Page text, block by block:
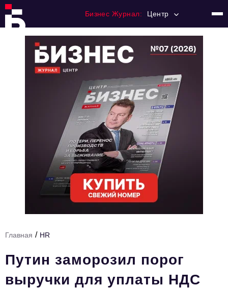
Бизнес Журнал: Центр
Регулирование
Премия "Тульский Бизнес"
История тульского предпринимательства
Тема номера
HR
Главная / HR
Путин заморозил порог
выручки для уплаты НДС